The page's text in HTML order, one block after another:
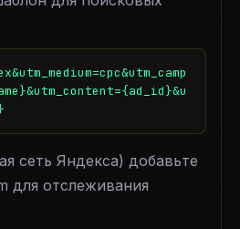
сеть Яндекса) добавьте
для отслеживания